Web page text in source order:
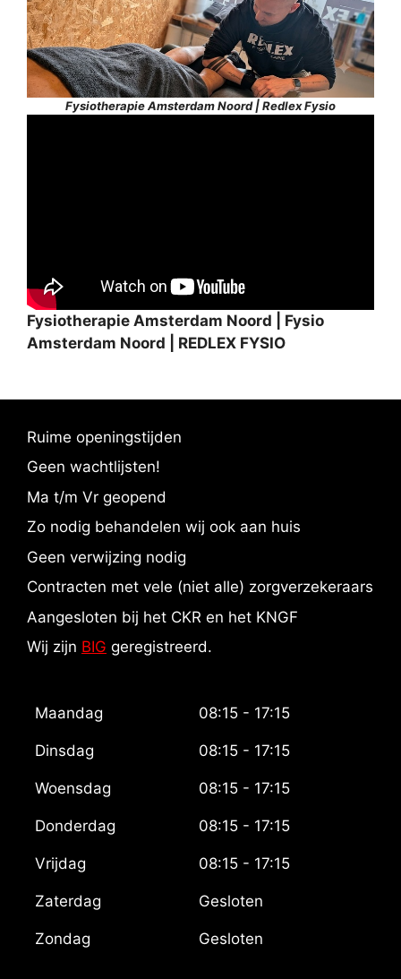
Fysiotherapie Amsterdam Noord | Redlex Fysio
Fysiotherapie Amsterdam Noord | Fysio
Amsterdam Noord | REDLEX FYSIO
Ruime openingstijden
Geen wachtlijsten!
Ma t/m Vr geopend
Zo nodig behandelen wij ook aan huis
Geen verwijzing nodig
Contracten met vele (niet alle) zorgverzekeraars
Aangesloten bij het CKR en het KNGF
Wij zijn BIG geregistreerd.
Maandag 08:15 - 17:15
Dinsdag 08:15 - 17:15
Woensdag 08:15 - 17:15
Donderdag 08:15 - 17:15
Vrijdag 08:15 - 17:15
Zaterdag Gesloten
Zondag Gesloten